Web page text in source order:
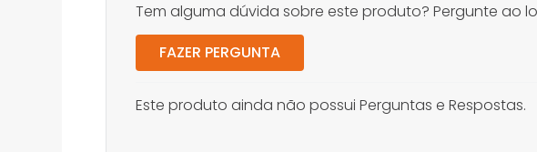
Tem alguma dúvida sobre este produto? Pergunte ao
FAZER PERGUNTA
Este produto ainda não possui Perguntas e Respostas.